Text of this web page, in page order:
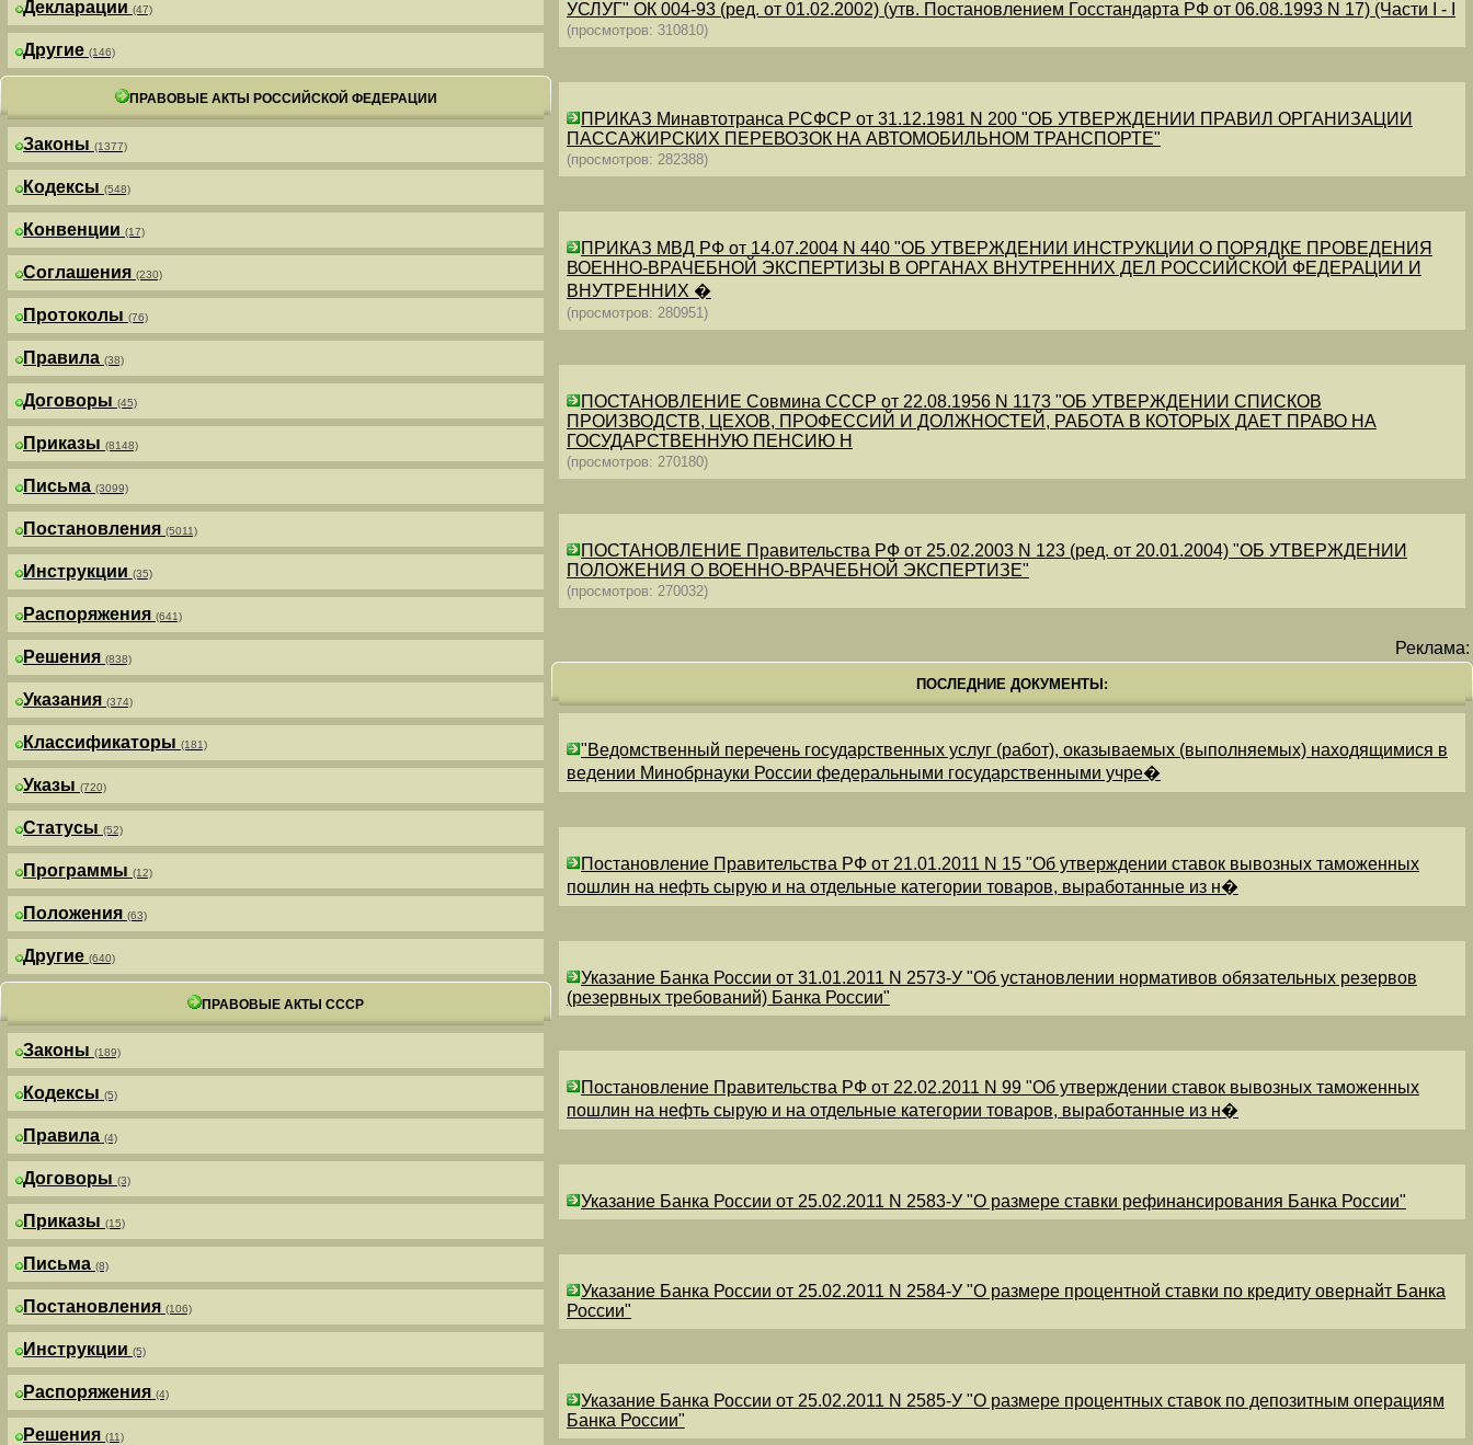
Декларации (47)
Другие (146)
ПРАВОВЫЕ АКТЫ РОССИЙСКОЙ ФЕДЕРАЦИИ
Законы (1377)
Кодексы (548)
Конвенции (17)
Соглашения (230)
Протоколы (76)
Правила (38)
Договоры (45)
Приказы (8148)
Письма (3099)
Постановления (5011)
Инструкции (35)
Распоряжения (641)
Решения (838)
Указания (374)
Классификаторы (181)
Указы (720)
Статусы (52)
Программы (12)
Положения (63)
Другие (640)
ПРАВОВЫЕ АКТЫ СССР
Законы (189)
Кодексы (5)
Правила (4)
Договоры (3)
Приказы (15)
Письма (8)
Постановления (106)
Инструкции (5)
Распоряжения (4)
Решения (11)
УСЛУГ" ОК 004-93 (ред. от 01.02.2002) (утв. Постановлением Госстандарта РФ от 06.08.1993 N 17) (Части I - I
(просмотров: 310810)
ПРИКАЗ Минавтотранса РСФСР от 31.12.1981 N 200 "ОБ УТВЕРЖДЕНИИ ПРАВИЛ ОРГАНИЗАЦИИ
ПАССАЖИРСКИХ ПЕРЕВОЗОК НА АВТОМОБИЛЬНОМ ТРАНСПОРТЕ"
(просмотров: 282388)
ПРИКАЗ МВД РФ от 14.07.2004 N 440 "ОБ УТВЕРЖДЕНИИ ИНСТРУКЦИИ О ПОРЯДКЕ ПРОВЕДЕНИЯ
ВОЕННО-ВРАЧЕБНОЙ ЭКСПЕРТИЗЫ В ОРГАНАХ ВНУТРЕННИХ ДЕЛ РОССИЙСКОЙ ФЕДЕРАЦИИ И
ВНУТРЕННИХ �
(просмотров: 280951)
ПОСТАНОВЛЕНИЕ Совмина СССР от 22.08.1956 N 1173 "ОБ УТВЕРЖДЕНИИ СПИСКОВ
ПРОИЗВОДСТВ, ЦЕХОВ, ПРОФЕССИЙ И ДОЛЖНОСТЕЙ, РАБОТА В КОТОРЫХ ДАЕТ ПРАВО НА
ГОСУДАРСТВЕННУЮ ПЕНСИЮ Н
(просмотров: 270180)
ПОСТАНОВЛЕНИЕ Правительства РФ от 25.02.2003 N 123 (ред. от 20.01.2004) "ОБ УТВЕРЖДЕНИИ
ПОЛОЖЕНИЯ О ВОЕННО-ВРАЧЕБНОЙ ЭКСПЕРТИЗЕ"
(просмотров: 270032)
Реклама:
ПОСЛЕДНИЕ ДОКУМЕНТЫ:
"Ведомственный перечень государственных услуг (работ), оказываемых (выполняемых) находящимися в
ведении Минобрнауки России федеральными государственными учре�
Постановление Правительства РФ от 21.01.2011 N 15 "Об утверждении ставок вывозных таможенных
пошлин на нефть сырую и на отдельные категории товаров, выработанные из н�
Указание Банка России от 31.01.2011 N 2573-У "Об установлении нормативов обязательных резервов
(резервных требований) Банка России"
Постановление Правительства РФ от 22.02.2011 N 99 "Об утверждении ставок вывозных таможенных
пошлин на нефть сырую и на отдельные категории товаров, выработанные из н�
Указание Банка России от 25.02.2011 N 2583-У "О размере ставки рефинансирования Банка России"
Указание Банка России от 25.02.2011 N 2584-У "О размере процентной ставки по кредиту овернайт Банка
России"
Указание Банка России от 25.02.2011 N 2585-У "О размере процентных ставок по депозитным операциям
Банка России"